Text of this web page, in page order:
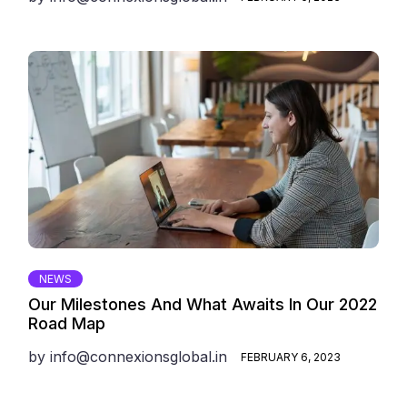
NEWS
Our Milestones And What Awaits In Our 2022
Road Map
by info@connexionsglobal.in FEBRUARY 6, 2023